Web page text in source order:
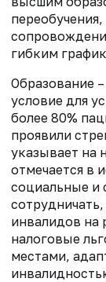
гибким
Образование
условие для
более 80%
проявили
указывает на
отмечается в
социальные и
инвалидов на
налоговые
местами,